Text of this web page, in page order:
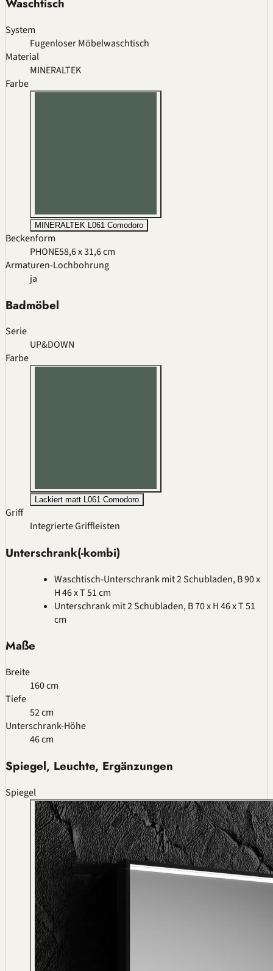
Waschtisch
System
Fugenloser Möbelwaschtisch
Material
MINERALTEK
Farbe
MINERALTEK L061 Comodoro
Beckenform
PHONE58,6 x 31,6 cm
Armaturen-Lochbohrung
ja
Badmöbel
Serie
UP&DOWN
Farbe
Lackiert matt L061 Comodoro
Griff
Integrierte Griffleisten
Unterschrank(-kombi)
Waschtisch-Unterschrank mit 2 Schubladen, B 90 x
H 46 x T 51 cm
Unterschrank mit 2 Schubladen, B 70 x H 46 x T 51
cm
Maße
Breite
160 cm
Tiefe
52 cm
Unterschrank-Höhe
46 cm
Spiegel, Leuchte, Ergänzungen
Spiegel